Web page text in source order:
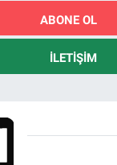
ABONE OL
İLETIŞIM